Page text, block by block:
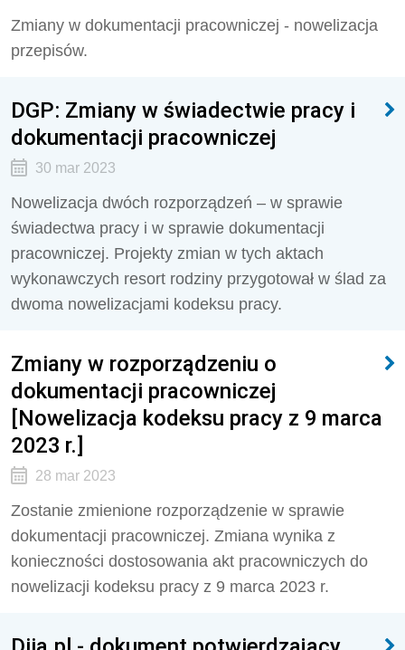
Zmiany w dokumentacji pracowniczej - nowelizacja
przepisów.
DGP: Zmiany w świadectwie pracy i
dokumentacji pracowniczej
30 mar 2023
Nowelizacja dwóch rozporządzeń – w sprawie
świadectwa pracy i w sprawie dokumentacji
pracowniczej. Projekty zmian w tych aktach
wykonawczych resort rodziny przygotował w ślad za
dwoma nowelizacjami kodeksu pracy.
Zmiany w rozporządzeniu o
dokumentacji pracowniczej
[Nowelizacja kodeksu pracy z 9 marca
2023 r.]
28 mar 2023
Zostanie zmienione rozporządzenie w sprawie
dokumentacji pracowniczej. Zmiana wynika z
konieczności dostosowania akt pracowniczych do
nowelizacji kodeksu pracy z 9 marca 2023 r.